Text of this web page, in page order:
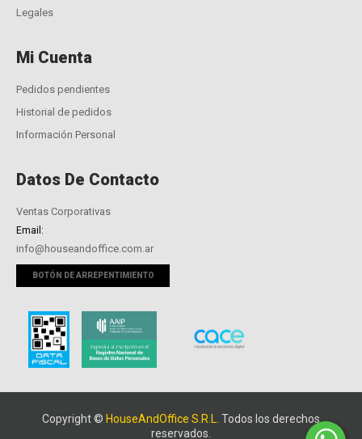
Legales
Mi Cuenta
Pedidos pendientes
Historial de pedidos
Información Personal
Datos De Contacto
Ventas Corporativas
Email:
info@houseandoffice.com.ar
BOTÓN DE ARREPENTIMIENTO
Copyright © HouseAndOffice S.R.L.
Todos los derechos
reservados.